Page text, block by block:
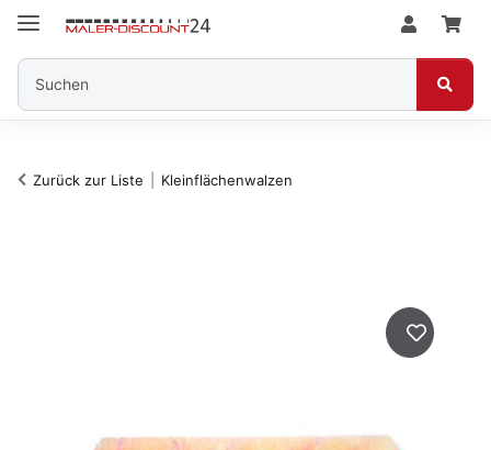
Zurück zur Liste Kleinflächenwalzen